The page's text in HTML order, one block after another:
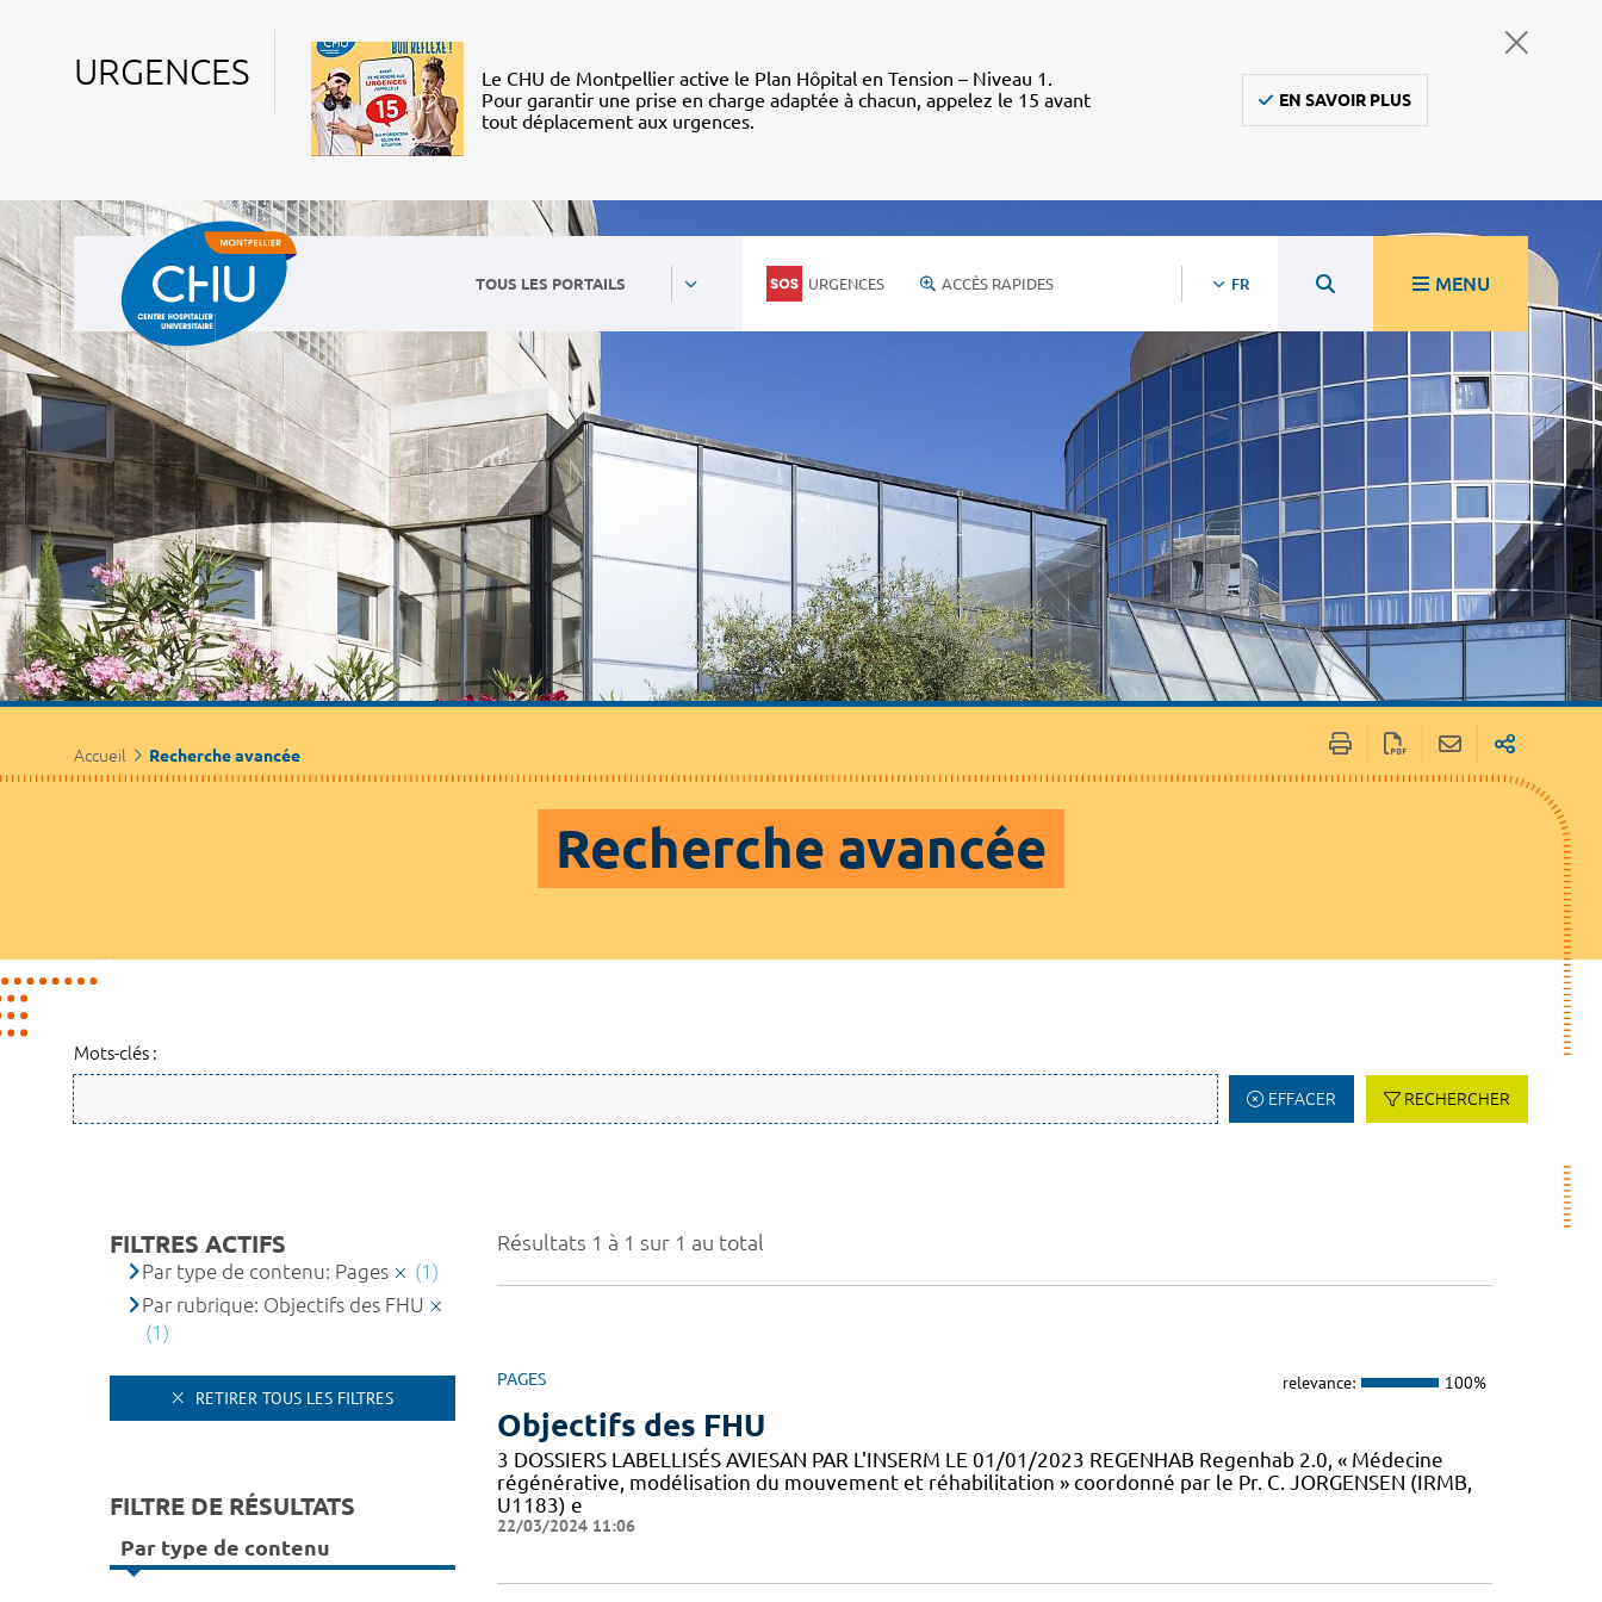
URGENCES
Le CHU de Montpellier active le Plan Hôpital en Tension – Niveau 1.
Pour garantir une prise en charge adaptée à chacun, appelez le 15 avant
tout déplacement aux urgences.
EN SAVOIR PLUS
TOUS LES PORTAILS URGENCES ACCÈS RAPIDES FR MENU
Accueil Recherche avancée
Recherche avancée
Mots-clés :
EFFACER RECHERCHER
Résultats 1 à 1 sur 1 au total
PAGES relevance: 100%
Objectifs des FHU
3 DOSSIERS LABELLISÉS AVIESAN PAR L'INSERM LE 01/01/2023 REGENHAB Regenhab 2.0, « Médecine
régénérative, modélisation du mouvement et réhabilitation » coordonné par le Pr. C. JORGENSEN (IRMB,
U1183) e
22/03/2024 11:06
FILTRES ACTIFS
Par type de contenu: Pages
(1)
Par rubrique: Objectifs des FHU
(1)
RETIRER TOUS LES FILTRES
FILTRE DE RÉSULTATS
Par type de contenu